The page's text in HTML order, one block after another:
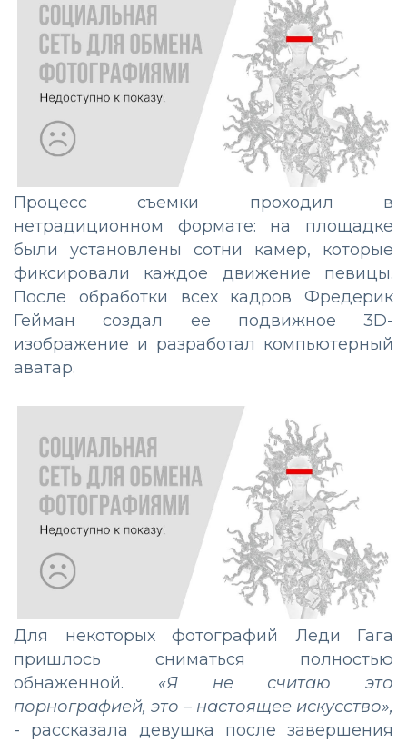
Процесс съемки проходил в
нетрадиционном формате: на площадке
были установлены сотни камер, которые
фиксировали каждое движение певицы.
После обработки всех кадров Фредерик
Гейман создал ее подвижное 3D-
изображение и разработал компьютерный
аватар.
Для некоторых фотографий Леди Гага
пришлось сниматься полностью
обнаженной. «Я не считаю это
порнографией, это – настоящее искусство»,
- рассказала девушка после завершения